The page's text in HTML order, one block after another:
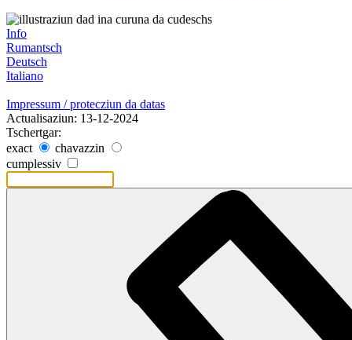
Info
Rumantsch
Deutsch
Italiano
Impressum / protecziun da datas
Actualisaziun: 13-12-2024
Tschertgar:
exact
chavazzin
cumplessiv